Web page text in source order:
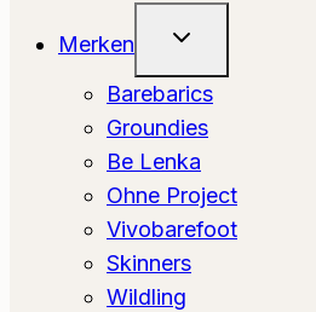
Merken
Toggle
Barebarics
Groundies
Be Lenka
Ohne Project
Vivobarefoot
Skinners
Wildling